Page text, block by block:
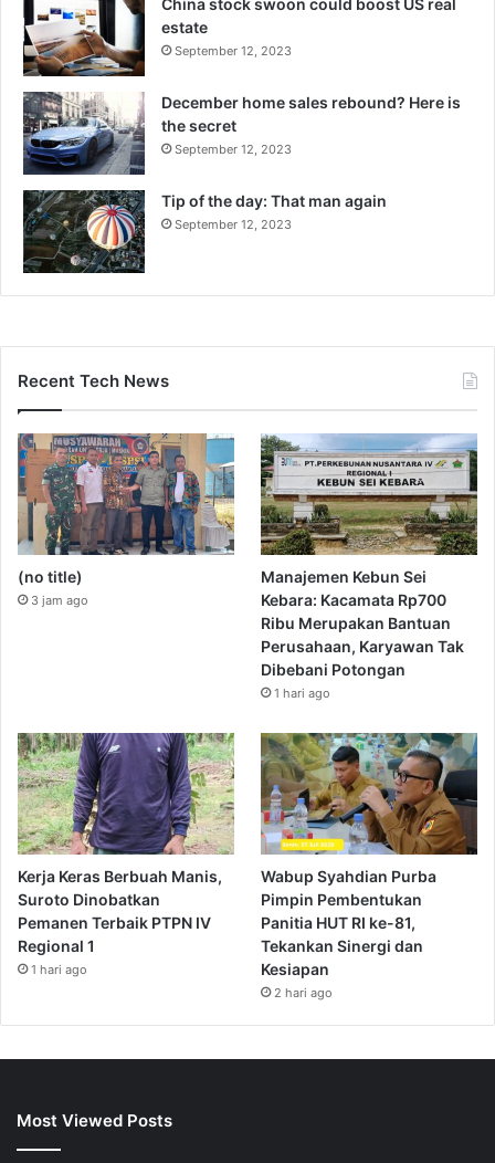
estate
September 12, 2023
December home sales rebound? Here is
the secret
September 12, 2023
Tip of the day: That man again
September 12, 2023
Recent Tech News
(no title)
3 jam ago
Manajemen Kebun Sei
Kebara: Kacamata Rp700
Ribu Merupakan Bantuan
Perusahaan, Karyawan Tak
Dibebani Potongan
1 hari ago
Kerja Keras Berbuah Manis,
Suroto Dinobatkan
Pemanen Terbaik PTPN IV
Regional 1
1 hari ago
Wabup Syahdian Purba
Pimpin Pembentukan
Panitia HUT RI ke-81,
Tekankan Sinergi dan
Kesiapan
2 hari ago
Most Viewed Posts